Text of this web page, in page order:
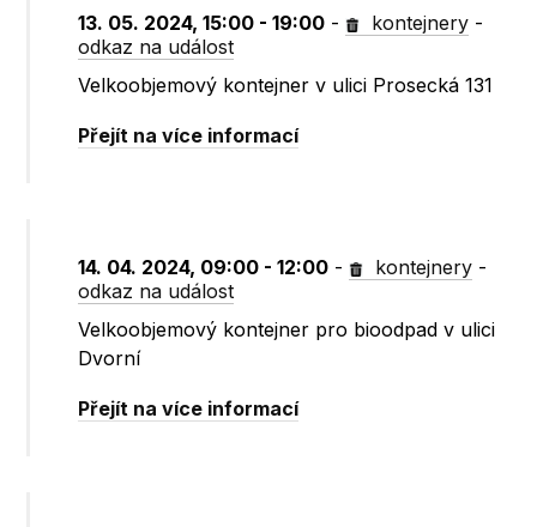
13. 05. 2024, 15:00 - 19:00 - kontejnery -
odkaz na událost
Velkoobjemový kontejner v ulici Prosecká 131
Přejít na více informací
14. 04. 2024, 09:00 - 12:00 - kontejnery -
odkaz na událost
Velkoobjemový kontejner pro bioodpad v ulici
Dvorní
Přejít na více informací